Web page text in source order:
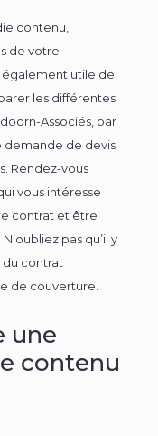
contenu
de votre
également utile de
les différentes
Associés, par
demande de devis
Rendez-vous
vous intéresse
contrat et être
pas qu’il y
du contrat
de couverture.
une
contenu